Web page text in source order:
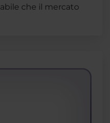
che il mercato